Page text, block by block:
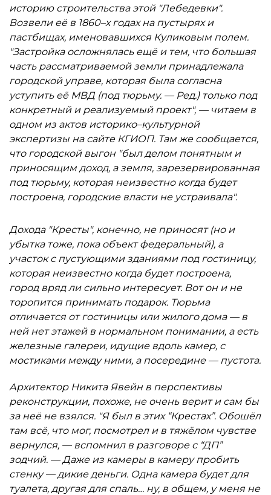
историю строительства этой "Лебедевки".
Возвели её в 1860–х годах на пустырях и
пастбищах, именовавшихся Куликовым полем.
"Застройка осложнялась ещё и тем, что большая
часть рассматриваемой земли принадлежала
городской управе, которая была согласна
уступить её МВД (под тюрьму. — Ред.) только под
конкретный и реализуемый проект", — читаем в
одном из актов историко–культурной
экспертизы на сайте КГИОП. Там же сообщается,
что городской выгон "был делом понятным и
приносящим доход, а земля, зарезервированная
под тюрьму, которая неизвестно когда будет
построена, городские власти не устраивала".
Дохода "Кресты", конечно, не приносят (но и
убытка тоже, пока объект федеральный), а
участок с пустующими зданиями под гостиницу,
которая неизвестно когда будет построена,
город вряд ли сильно интересует. Вот он и не
торопится принимать подарок. Тюрьма
отличается от гостиницы или жилого дома — в
ней нет этажей в нормальном понимании, а есть
железные галереи, идущие вдоль камер, с
мостиками между ними, а посередине — пустота.
Архитектор Никита Явейн в перспективы
реконструкции, похоже, не очень верит и сам бы
за неё не взялся. "Я был в этих “Крестах”. Обошёл
там всё, что мог, посмотрел и в тяжёлом чувстве
вернулся, — вспомнил в разговоре с “ДП”
зодчий. — Даже из камеры в камеру пробить
стенку — дикие деньги. Одна камера будет для
туалета, другая для спаль… ну, в общем, у меня не